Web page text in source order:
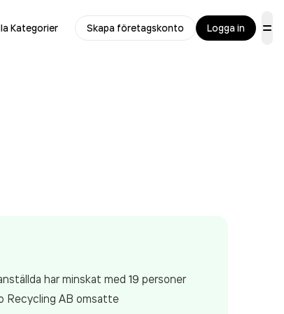
Kategorier Skapa företagskonto Logga in
har minskat med 19 personer
Recycling AB omsatte